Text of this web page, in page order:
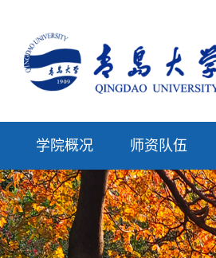
学院概况 师资队伍